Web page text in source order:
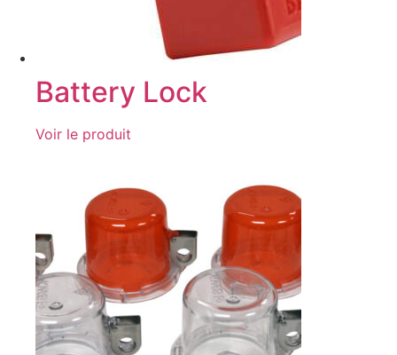
Battery Lock
Voir le produit